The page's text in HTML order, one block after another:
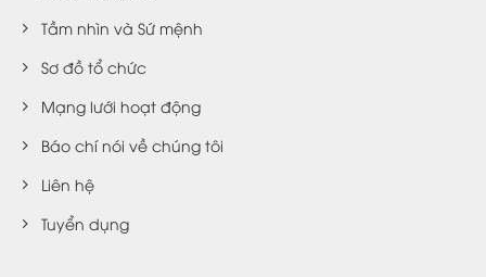
Tầm nhìn và Sứ mệnh
Sơ đồ tổ chức
Mạng lưới hoạt động
Báo chí nói về chúng tôi
Liên hệ
Tuyển dụng